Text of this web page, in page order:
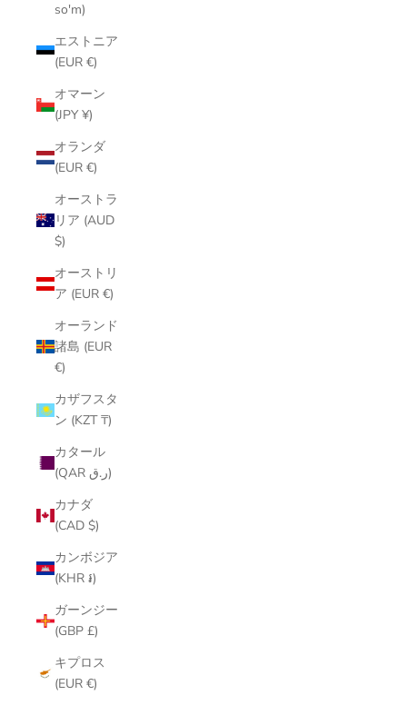
so'm)
エストニア
(EUR €)
オマーン
(JPY ¥)
オランダ
(EUR €)
オーストラ
リア (AUD
$)
オーストリ
ア (EUR €)
オーランド
諸島 (EUR
€)
カザフスタ
ン (KZT ₸)
カタール
(QAR ر.ق)
カナダ
(CAD $)
カンボジア
(KHR ៛)
ガーンジー
(GBP £)
キプロス
(EUR €)